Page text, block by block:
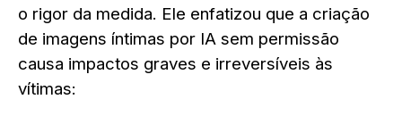
o rigor da medida. Ele enfatizou que a criação
de imagens íntimas por IA sem permissão
causa impactos graves e irreversíveis às
vítimas: